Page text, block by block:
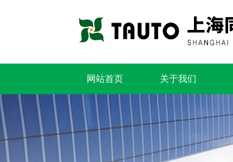
网站首页 关于我们